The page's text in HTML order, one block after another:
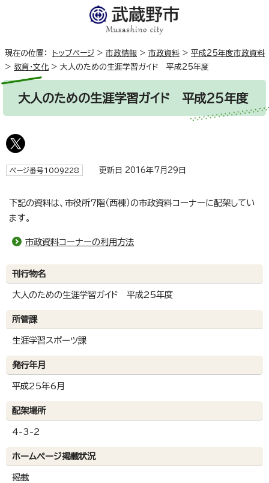
現在の位置： トップページ > 市政情報 > 市政資料 > 平成25年度市政資料
> 教育・文化 > 大人のための生涯学習ガイド 平成25年度
大人のための生涯学習ガイド 平成25年度
ページ番号1009228 更新日 2016年7月29日
下記の資料は、市役所7階（西棟）の市政資料コーナーに配架してい
ます。
市政資料コーナーの利用方法
刊行物名
大人のための生涯学習ガイド 平成25年度
所管課
生涯学習スポーツ課
発行年月
平成25年6月
配架場所
4-3-2
ホームページ掲載状況
掲載